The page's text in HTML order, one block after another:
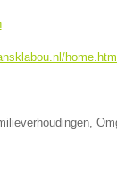
home.html